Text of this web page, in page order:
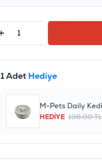
1 Adet Hediye
HEDİYE 196.00 TL